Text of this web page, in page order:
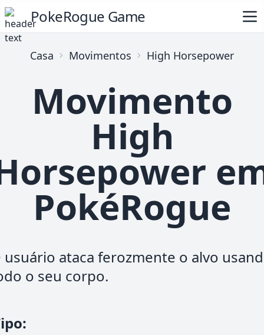
PokeRogue Game
Casa Movimentos High Horsepower
Movimento
High
PokéRogue
usuário ataca ferozmente o alvo
o seu corpo.
: